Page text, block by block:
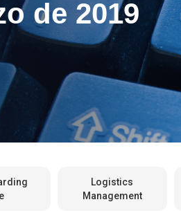
Reciente
Reciente
de 2019
Logistics
Management